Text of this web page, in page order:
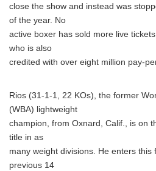
close the show and instead was
of the year. No
active boxer has sold more live
who is also
credited with over eight million pay-
Rios (31-1-1, 22 KOs), the former
(WBA) lightweight
champion, from Oxnard, Calif., is on
title in as
many weight divisions. He enters this
previous 14